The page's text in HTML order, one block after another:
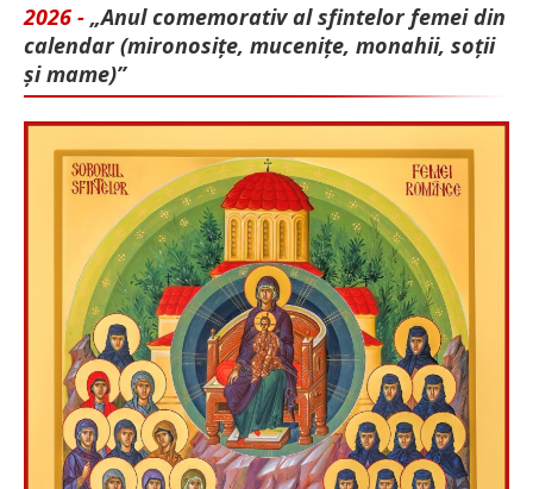
2026 - „Anul comemorativ al sfintelor femei din
calendar (mironosițe, mu­cenițe, monahii, soții
și mame)”